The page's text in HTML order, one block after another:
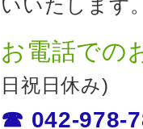
いいたします
お電話での
日祝日休み)
☎ 042-978-